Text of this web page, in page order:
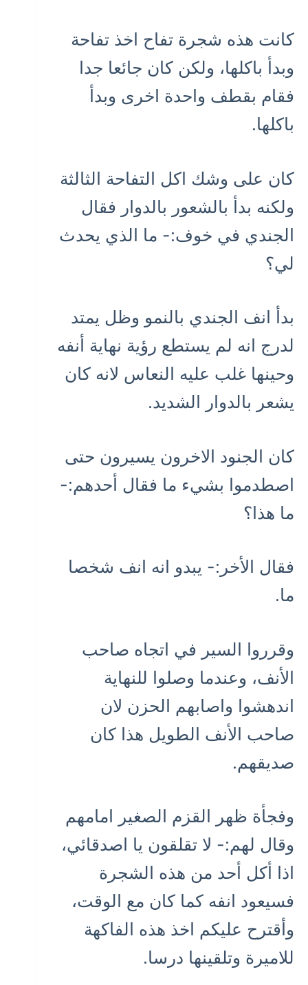
كانت هذه شجرة تفاح اخذ تفاحة
وبدأ باكلها، ولكن كان جائعا جدا
فقام بقطف واحدة اخرى وبدأ
باكلها.
كان على وشك اكل التفاحة الثالثة
ولكنه بدأ بالشعور بالدوار فقال
الجندي في خوف:- ما الذي يحدث
لي؟
بدأ انف الجندي بالنمو وظل يمتد
لدرج انه لم يستطع رؤية نهاية أنفه
وحينها غلب عليه النعاس لانه كان
يشعر بالدوار الشديد.
كان الجنود الاخرون يسيرون حتى
اصطدموا بشيء ما فقال أحدهم:-
ما هذا؟
فقال الأخر:- يبدو انه انف شخصا
ما.
وقرروا السير في اتجاه صاحب
الأنف، وعندما وصلوا للنهاية
اندهشوا واصابهم الحزن لان
صاحب الأنف الطويل هذا كان
صديقهم.
وفجأة ظهر القزم الصغير امامهم
وقال لهم:- لا تقلقون يا اصدقائي،
اذا أكل أحد من هذه الشجرة
فسيعود انفه كما كان مع الوقت،
وأقترح عليكم اخذ هذه الفاكهة
للاميرة وتلقينها درسا.